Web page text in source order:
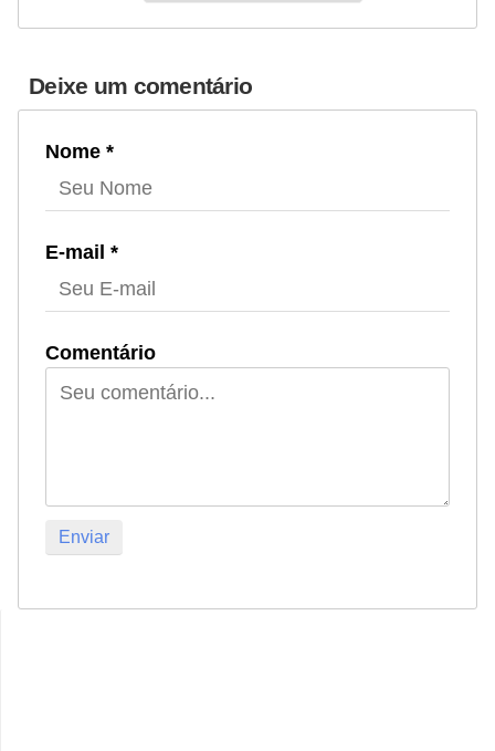
Deixe um comentário
Nome *
E-mail *
Comentário